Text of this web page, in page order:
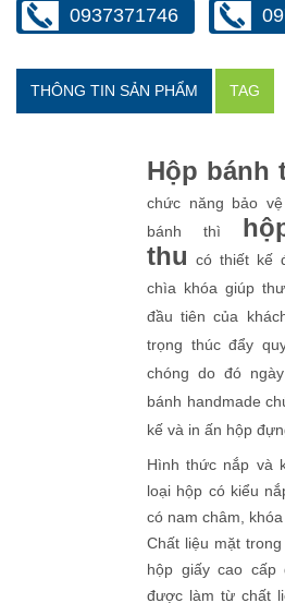
0937371746
THÔNG TIN SẢN PHẨM TAG
Hộp bánh
chức năng bảo
bánh thì
thu có thiết kế
chìa khóa giúp
đầu tiên của
trọng thúc đẩy
chóng do đó
bánh handmade
kế và in ấn hộp
Hình thức nắp và
loại hộp có kiểu
có nam châm, khóa
Chất liệu mặt
hộp giấy cao cấp
được làm từ chất